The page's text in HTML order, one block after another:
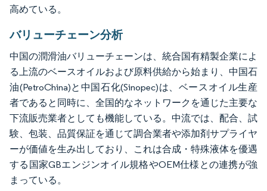
高めている。
バリューチェーン分析
中国の潤滑油バリューチェーンは、統合国有精製企業によ
る上流のベースオイルおよび原料供給から始まり、中国石
油(PetroChina)と中国石化(Sinopec)は、ベースオイル生産
者であると同時に、全国的なネットワークを通じた主要な
下流販売業者としても機能している。中流では、配合、試
験、包装、品質保証を通じて調合業者や添加剤サプライヤ
ーが価値を生み出しており、これは合成・特殊液体を優遇
する国家GBエンジンオイル規格やOEM仕様との連携が強
まっている。